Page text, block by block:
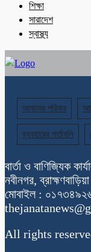
শিক্ষা
সারাদেশ
স্বাস্থ্য
আমাদের পরিবার
ব্যবহারের শর্তাবলি
বার্তা ও বাণিজ্যিক
নবীনগর,
মোবাইল :
All rights